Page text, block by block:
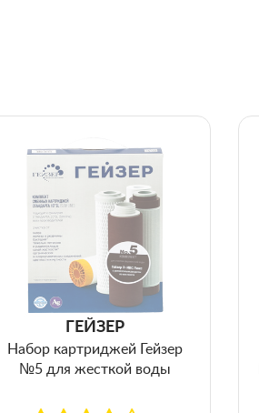
ГЕЙЗЕР
Набор картриджей Гейзер
№5 для жесткой воды